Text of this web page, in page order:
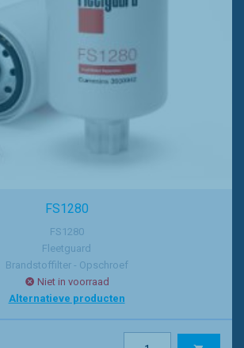
FS1280
FS1280
Fleetguard
Brandstoffilter - Opschroef
Niet in voorraad
Alternatieve producten